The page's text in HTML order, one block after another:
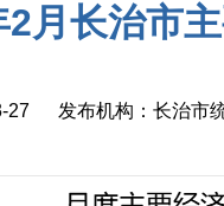
2月长治市
27 发布机构：长治市